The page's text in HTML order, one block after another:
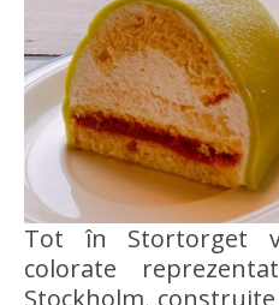
Tot în Stortorget
colorate